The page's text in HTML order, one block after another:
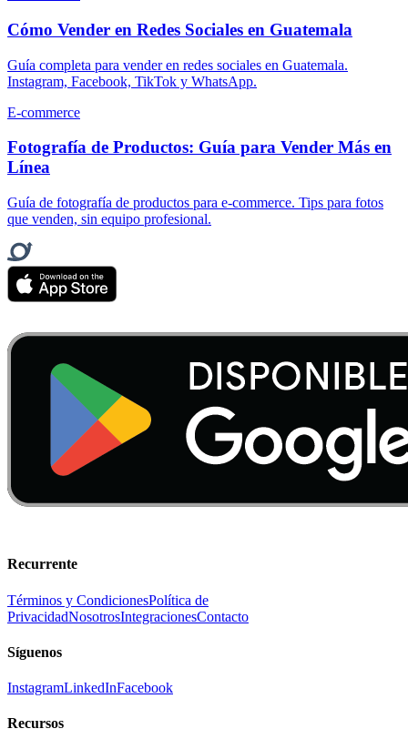
Cómo Vender en Redes Sociales en Guatemala
Guía completa para vender en redes sociales en Guatemala.
Instagram, Facebook, TikTok y WhatsApp.
E-commerce
Fotografía de Productos: Guía para Vender Más en
Línea
Guía de fotografía de productos para e-commerce. Tips para fotos
que venden, sin equipo profesional.
Recurrente
Términos y CondicionesPolítica de
PrivacidadNosotrosIntegracionesContacto
Síguenos
InstagramLinkedInFacebook
Recursos